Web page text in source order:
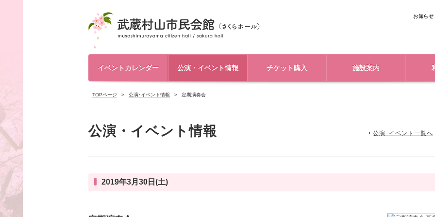
お知らせ
イベントカレンダー 公演・イベント情報 チケット購入 施設案内
TOPページ 公演･イベント情報 定期演奏会
公演・イベント情報 公演･イベント一覧へ
2019年3月30日(土)